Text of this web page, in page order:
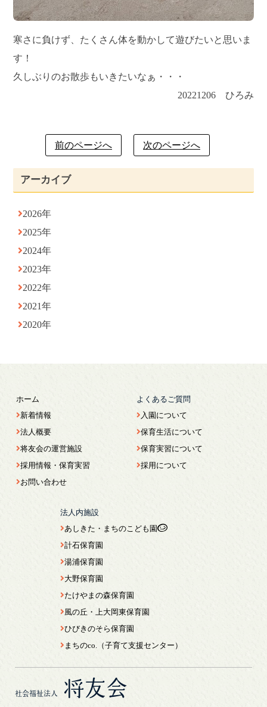
アーカイブ
2026年
2025年
2024年
2023年
2022年
2021年
2020年
寒さに負けず、たくさん体を動かして遊びたいと思いま
す！
久しぶりのお散歩もいきたいなぁ・・・
20221206 ひろみ
前のページへ 次のページへ
社会福祉法人 将友会
ホーム
新着情報
法人概要
将友会の運営施設
採用情報・保育実習
お問い合わせ
よくあるご質問
入園について
保育生活について
保育実習について
採用について
法人内施設
あしきた・まちのこども園
計石保育園
湯浦保育園
大野保育園
たけやまの森保育園
風の丘・上大岡東保育園
ひびきのそら保育園
まちのco.（子育て支援センター）